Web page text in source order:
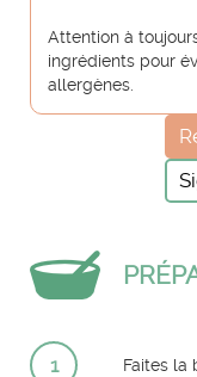
Attention à
ingrédients pour
allergènes.
1 Faites la